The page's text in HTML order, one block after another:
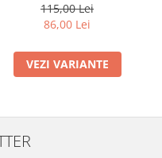
115,00 Lei
86,00 Lei
VEZI VARIANTE